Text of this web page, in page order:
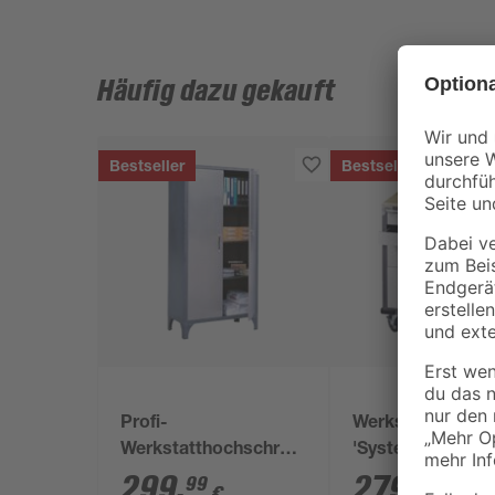
Häufig dazu gekauft
Bestseller
Profi-
Werkstatthochschrank,
3 Einlegeböden, 91 x
99
Bestseller
'System-Profi'
73,5 x 88,5 x 63,4